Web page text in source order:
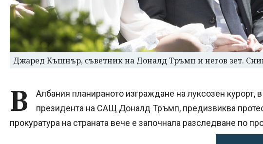
Джаред Къшнър, съветник на Доналд Тръмп и негов зет.
В
Албания планираното изграждане на луксозен курорт, в
президента на САЩ Доналд Тръмп, предизвиква
прокуратура на страната вече е започнала разследване по